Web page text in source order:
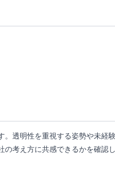
。透明性を重視する姿勢や未経
の考え方に共感できるかを確認